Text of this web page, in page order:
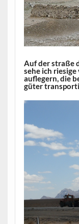
Auf der straße
sehe ich riesige
auflegern, die
güter